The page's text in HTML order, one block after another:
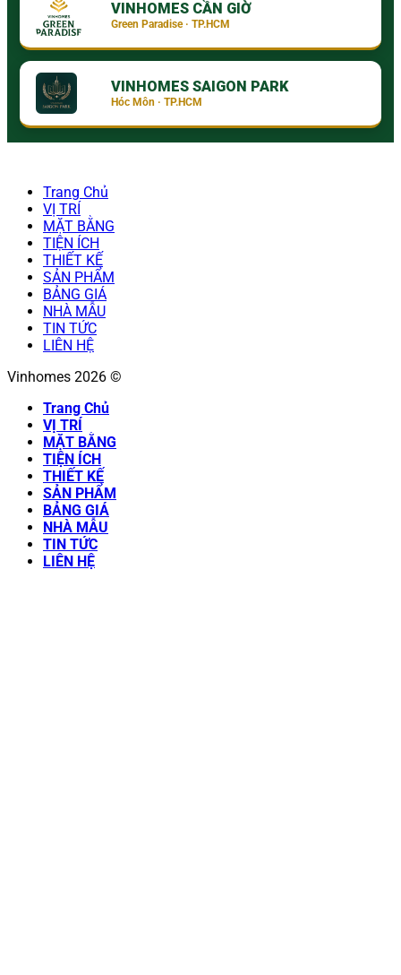
VINHOMES CẦN GIỜ
Green Paradise · TP.HCM
VINHOMES SAIGON PARK
Hóc Môn · TP.HCM
Trang Chủ
VỊ TRÍ
MẶT BẰNG
TIỆN ÍCH
THIẾT KẾ
SẢN PHẨM
BẢNG GIÁ
NHÀ MẪU
TIN TỨC
LIÊN HỆ
Vinhomes 2026 ©
Trang Chủ
VỊ TRÍ
MẶT BẰNG
TIỆN ÍCH
THIẾT KẾ
SẢN PHẨM
BẢNG GIÁ
NHÀ MẪU
TIN TỨC
LIÊN HỆ